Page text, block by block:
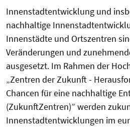
Innenstadtentwicklung und
nachhaltige
Innenstädte und Ortszentren
Veränderungen und
ausgesetzt. Im Rahmen der
„Zentren der Zukunft -
Chancen für eine nachhaltige
(ZukunftZentren)” werden
Innenstadtentwicklungen im